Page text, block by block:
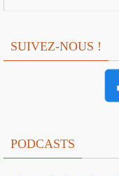
SUIVEZ-NOUS !
PODCASTS